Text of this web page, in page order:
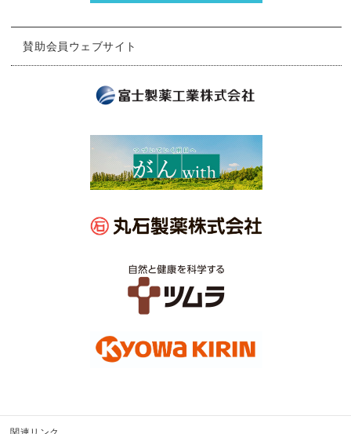
賛助会員ウェブサイト